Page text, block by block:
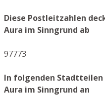
Diese Postleitzahlen
Aura im Sinngrund ab
97773
In folgenden
Aura im Sinngrund an